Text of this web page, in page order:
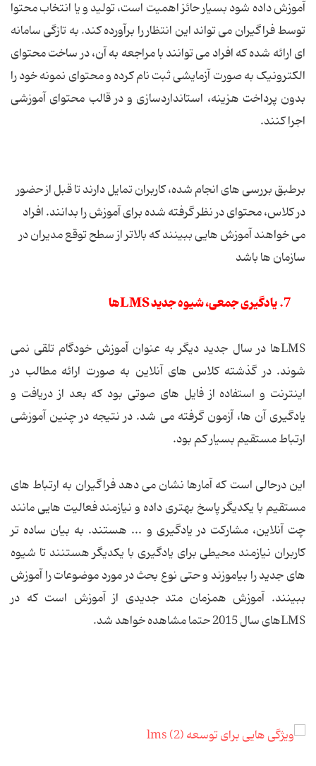
آموزش داده شود بسیار حائز اهمیت است، تولید و یا انتخاب محتوا
توسط فراگیران می تواند این انتظار را برآورده کند. به تازگی سامانه
ای ارائه شده که افراد می توانند با مراجعه به آن، در ساخت محتوای
الکترونیک به صورت آزمایشی ثبت‌ نام کرده و محتوای نمونه خود را
بدون پرداخت هزینه، استانداردسازی و در قالب محتوای آموزشی
اجرا کنند.
برطبق بررسی های انجام شده، کاربران تمایل دارند تا قبل از حضور
در کلاس، محتوای در نظر گرفته شده برای آموزش را بدانند. افراد
می خواهند آموزش هایی ببینند که بالاتر از سطح توقع مدیران در
سازمان ها باشد
7. یادگیری جمعی، شیوه جدید LMSها
LMSها در سال جدید دیگر به عنوان آموزش خودگام تلقی نمی
شوند. در گذشته کلاس های آنلاین به صورت ارائه مطالب در
اینترنت و استفاده از فایل های صوتی بود که بعد از دریافت و
یادگیری آن ها، آزمون گرفته می شد. در نتیجه در چنین آموزشی
ارتباط مستقیم بسیار کم بود.
این درحالی است که آمارها نشان می دهد فراگیران به ارتباط های
مستقیم با یکدیگر پاسخ بهتری داده و نیازمند فعالیت هایی مانند
چت آنلاین، مشارکت در یادگیری و ... هستند. به بیان ساده تر
کاربران نیازمند محیطی برای یادگیری با یکدیگر هستنند تا شیوه
های جدید را بیاموزند و حتی نوع بحث در مورد موضوعات را آموزش
ببینند. آموزش همزمان متد جدیدی از آموزش است که در
LMSهای سال 2015 حتما مشاهده خواهد شد.